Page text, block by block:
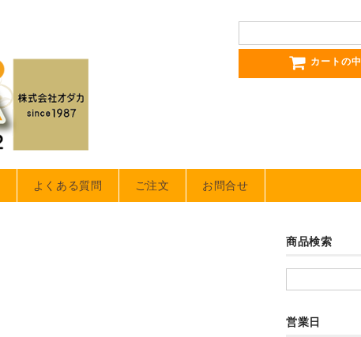
カートの中
よくある質問 ご注文 お問合せ
商品検索
営業日